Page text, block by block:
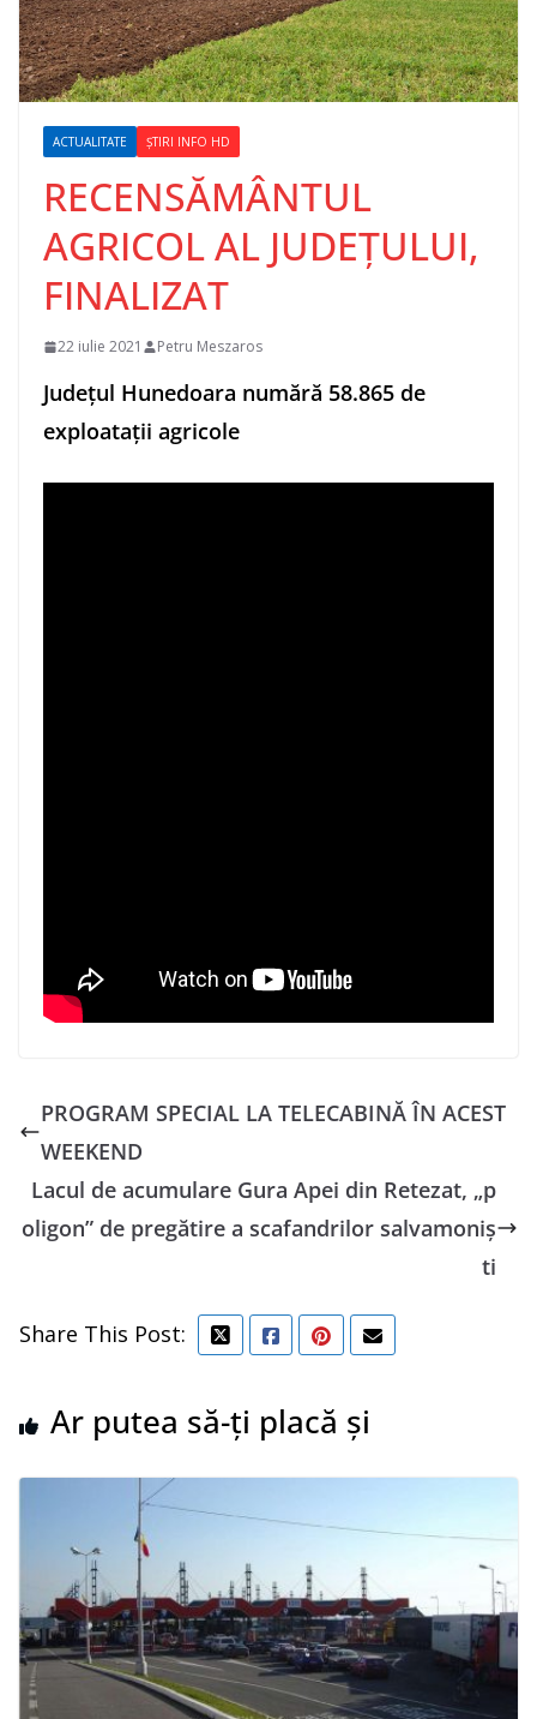
ACTUALITATE ȘTIRI INFO HD
RECENSĂMÂNTUL
AGRICOL AL JUDEȚULUI,
FINALIZAT
22 iulie 2021 Petru Meszaros
Județul Hunedoara numără 58.865 de
exploatații agricole
PROGRAM SPECIAL LA TELECABINĂ ÎN ACEST
WEEKEND
Lacul de acumulare Gura Apei din Retezat, „p
oligon” de pregătire a scafandrilor salvamoniș
ti
Share This Post:
Ar putea să-ți placă și